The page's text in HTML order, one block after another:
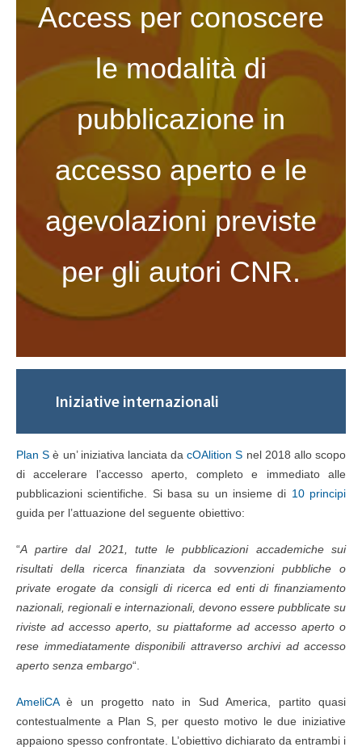
Access per conoscere
le modalità di
pubblicazione in
accesso aperto e le
agevolazioni previste
per gli autori CNR.
Iniziative internazionali
Plan S è un’ iniziativa lanciata dacOAlition S nel 2018 allo scopo
di accelerare l’accesso aperto, completo e immediato alle
pubblicazioni scientifiche. Si basa su un insieme di 10 principi
guida per l’attuazione del seguente obiettivo:
“A partire dal 2021, tutte le pubblicazioni accademiche sui
risultati della ricerca finanziata da sovvenzioni pubbliche o
private erogate da consigli di ricerca ed enti di finanziamento
nazionali, regionali e internazionali, devono essere pubblicate su
riviste ad accesso aperto, su piattaforme ad accesso aperto o
rese immediatamente disponibili attraverso archivi ad accesso
aperto senza embargo“.
AmeliCAè un progetto nato in Sud America, partito quasi
contestualmente a Plan S, per questo motivo le due iniziative
appaiono spesso confrontate. L’obiettivo dichiarato da entrambi i